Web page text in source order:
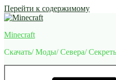
Перейти к содержимому
Minecraft
Скачать/ Моды/ Севера/